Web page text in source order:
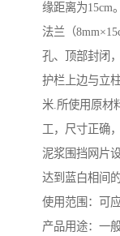
缘距离为15cm
法兰（
孔、顶部封闭
护栏上边与立
米.所使用原材
工，尺寸正确
泥浆围挡网片
达到蓝白相间的
使用范围：可
产品用途：一